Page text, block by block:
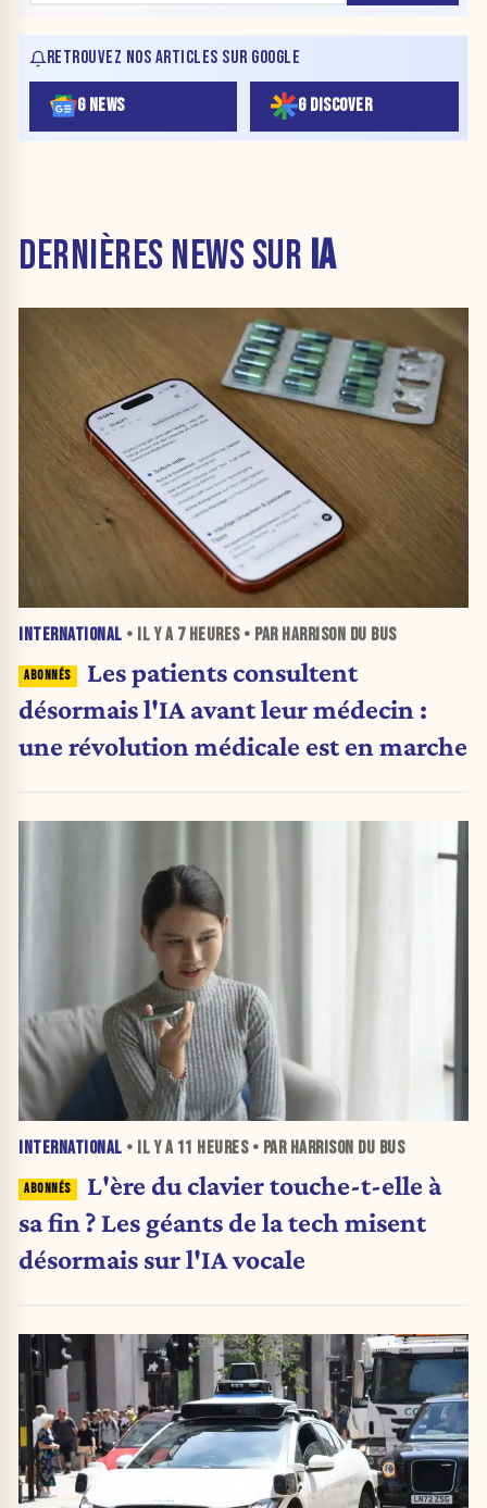
RETROUVEZ NOS ARTICLES SUR GOOGLE
G NEWS G DISCOVER
DERNIÈRES NEWS SUR IA
INTERNATIONAL • IL Y A 7 HEURES• PAR HARRISON DU BUS
Les patients consultent
désormais l'IA avant leur médecin :
une révolution médicale est en marche
INTERNATIONAL • IL Y A 11 HEURES• PAR HARRISON DU BUS
L'ère du clavier touche-t-elle à
sa fin ? Les géants de la tech misent
désormais sur l'IA vocale